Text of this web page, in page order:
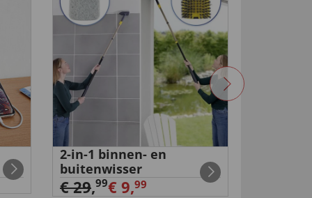
2-in-1 binnen- en
buitenwisser
€ 29,99€ 9,99